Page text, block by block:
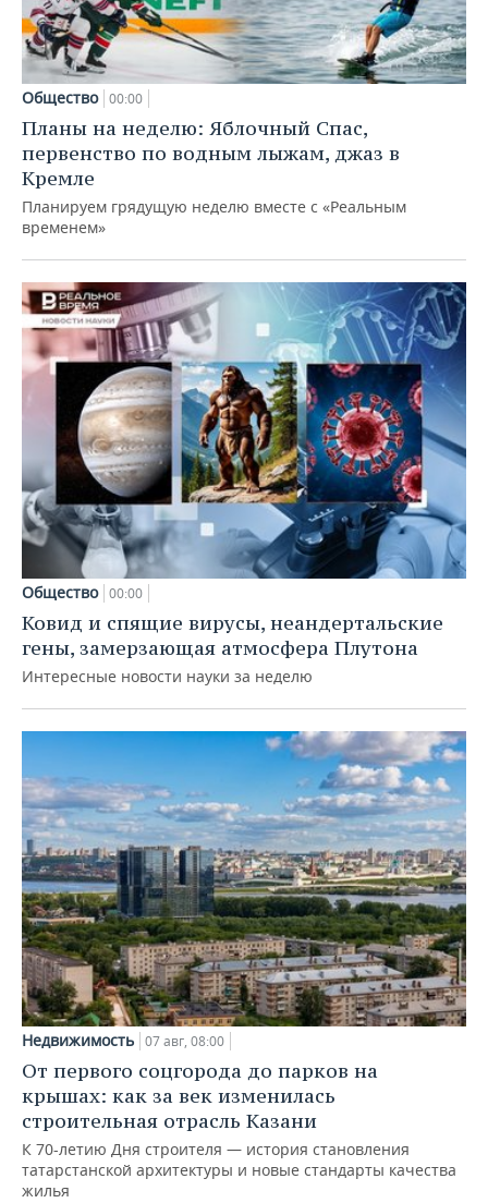
Общество 00:00
Планы на неделю: Яблочный Спас,
первенство по водным лыжам, джаз в
Кремле
Планируем грядущую неделю вместе с «Реальным
временем»
Общество 00:00
Ковид и спящие вирусы, неандертальские
гены, замерзающая атмосфера Плутона
Интересные новости науки за неделю
Недвижимость 07 авг, 08:00
От первого соцгорода до парков на
крышах: как за век изменилась
строительная отрасль Казани
К 70-летию Дня строителя — история становления
татарстанской архитектуры и новые стандарты качества
жилья